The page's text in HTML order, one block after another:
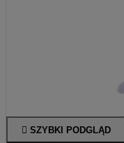
 SZYBKI PODGLĄD